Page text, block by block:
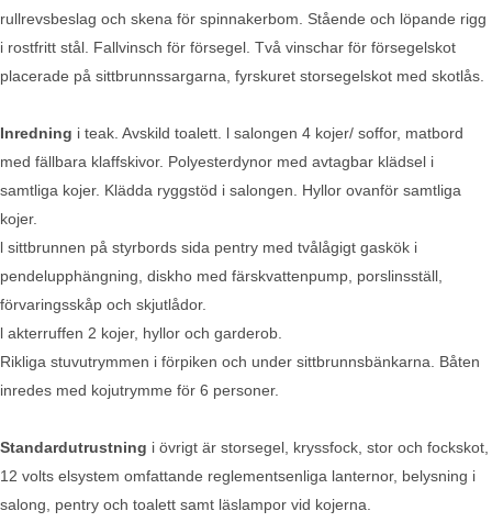
rullrevsbeslag och skena för spinnakerbom. Stående och löpande rigg
i rostfritt stål. Fallvinsch för försegel. Två vinschar för försegelskot
placerade på sittbrunnssargarna, fyrskuret storsegelskot med skotlås.
Inredning i teak. Avskild toalett. l salongen 4 kojer/ soffor, matbord
med fällbara klaffskivor. Polyesterdynor med avtagbar klädsel i
samtliga kojer. Klädda ryggstöd i salongen. Hyllor ovanför samtliga
kojer.
l sittbrunnen på styrbords sida pentry med tvålågigt gaskök i
pendelupphängning, diskho med färskvattenpump, porslinsställ,
förvaringsskåp och skjutlådor.
l akterruffen 2 kojer, hyllor och garderob.
Rikliga stuvutrymmen i förpiken och under sittbrunnsbänkarna. Båten
inredes med kojutrymme för 6 personer.
Standardutrustning i övrigt är storsegel, kryssfock, stor och fockskot,
12 volts elsystem omfattande reglementsenliga lanternor, belysning i
salong, pentry och toalett samt läslampor vid kojerna.